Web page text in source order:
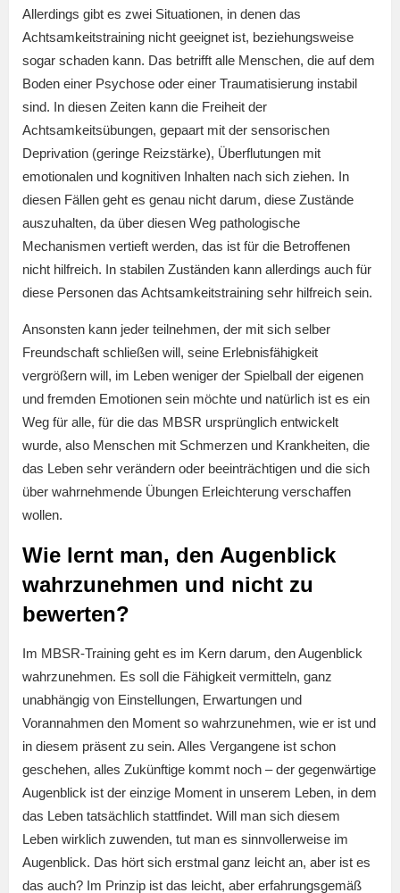
Allerdings gibt es zwei Situationen, in denen das
Achtsamkeitstraining nicht geeignet ist, beziehungsweise
sogar schaden kann. Das betrifft alle Menschen, die auf dem
Boden einer Psychose oder einer Traumatisierung instabil
sind. In diesen Zeiten kann die Freiheit der
Achtsamkeitsübungen, gepaart mit der sensorischen
Deprivation (geringe Reizstärke), Überflutungen mit
emotionalen und kognitiven Inhalten nach sich ziehen. In
diesen Fällen geht es genau nicht darum, diese Zustände
auszuhalten, da über diesen Weg pathologische
Mechanismen vertieft werden, das ist für die Betroffenen
nicht hilfreich. In stabilen Zuständen kann allerdings auch für
diese Personen das Achtsamkeitstraining sehr hilfreich sein.
Ansonsten kann jeder teilnehmen, der mit sich selber
Freundschaft schließen will, seine Erlebnisfähigkeit
vergrößern will, im Leben weniger der Spielball der eigenen
und fremden Emotionen sein möchte und natürlich ist es ein
Weg für alle, für die das MBSR ursprünglich entwickelt
wurde, also Menschen mit Schmerzen und Krankheiten, die
das Leben sehr verändern oder beeinträchtigen und die sich
über wahrnehmende Übungen Erleichterung verschaffen
wollen.
Wie lernt man, den Augenblick
wahrzunehmen und nicht zu
bewerten?
Im MBSR-Training geht es im Kern darum, den Augenblick
wahrzunehmen. Es soll die Fähigkeit vermitteln, ganz
unabhängig von Einstellungen, Erwartungen und
Vorannahmen den Moment so wahrzunehmen, wie er ist und
in diesem präsent zu sein. Alles Vergangene ist schon
geschehen, alles Zukünftige kommt noch – der gegenwärtige
Augenblick ist der einzige Moment in unserem Leben, in dem
das Leben tatsächlich stattfindet. Will man sich diesem
Leben wirklich zuwenden, tut man es sinnvollerweise im
Augenblick. Das hört sich erstmal ganz leicht an, aber ist es
das auch? Im Prinzip ist das leicht, aber erfahrungsgemäß